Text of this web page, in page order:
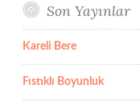
Son Yayınlar
Kareli Bere
Fıstıklı Boyunluk